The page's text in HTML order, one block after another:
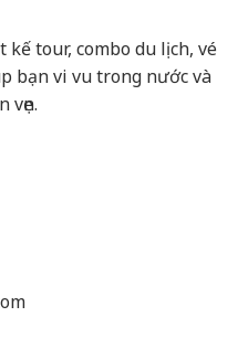
tour, combo du lịch, vé
bạn vi vu trong nước và